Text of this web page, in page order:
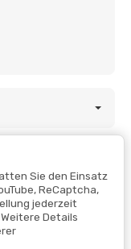
Sie den Einsatz
ReCaptcha,
jederzeit
Details